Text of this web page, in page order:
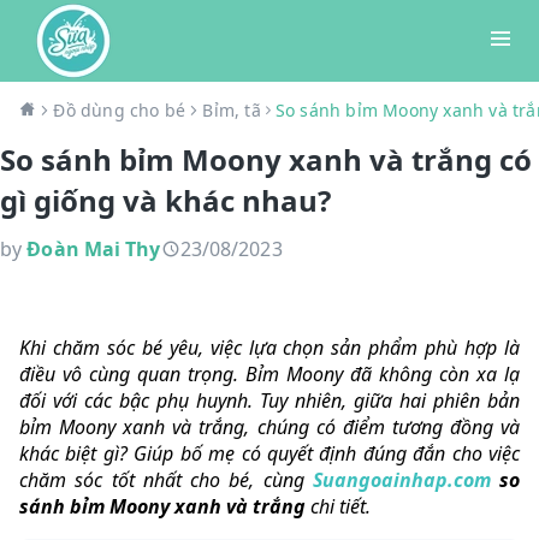
Đồ dùng cho bé Bỉm, tã So sánh bỉm Moony xanh và
So sánh bỉm Moony xanh và trắng có
gì giống và khác nhau?
byĐoàn Mai Thy 23/08/2023
Khi chăm sóc bé yêu, việc lựa chọn sản phẩm phù hợp là
điều vô cùng quan trọng. Bỉm Moony đã không còn xa lạ
đối với các bậc phụ huynh. Tuy nhiên, giữa hai phiên bản
bỉm Moony xanh và trắng, chúng có điểm tương đồng và
khác biệt gì? Giúp bố mẹ có quyết định đúng đắn cho việc
chăm sóc tốt nhất cho bé, cùng Suangoainhap.com so
sánh bỉm Moony xanh và trắngchi tiết.